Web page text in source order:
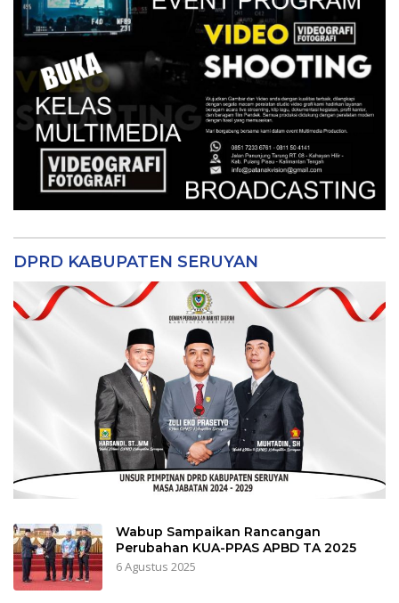
DPRD KABUPATEN SERUYAN
Wabup Sampaikan Rancangan
Perubahan KUA-PPAS APBD TA 2025
6 Agustus 2025